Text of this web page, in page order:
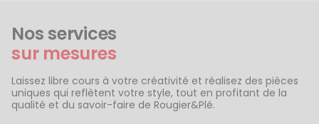
Nos services
sur mesures
Laissez libre cours à votre créativité et réalisez des pièces
uniques qui reflètent votre style, tout en profitant de la
qualité et du savoir-faire de Rougier&Plé.